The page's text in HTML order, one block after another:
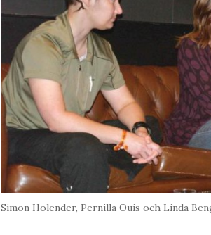
Simon Holender, Pernilla Ouis och Linda